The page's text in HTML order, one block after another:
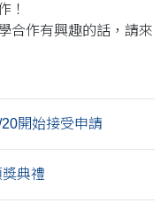
！
合作有興趣的話，請來
開始接受申請
典禮